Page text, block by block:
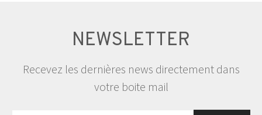
NEWSLETTER
Recevez les dernières news directement dans
votre boite mail